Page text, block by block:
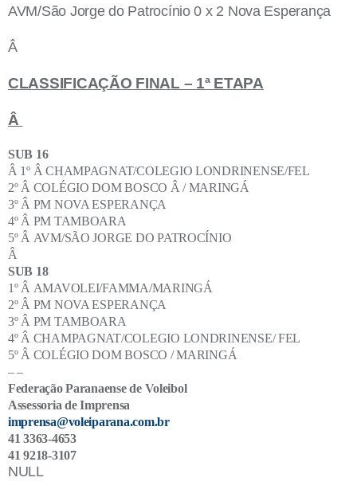
AVM/São Jorge do Patrocínio 0 x 2 Nova Esperança
Â
CLASSIFICAÇÃO FINAL – 1ª ETAPA
Â
SUB 16
Â 1º Â CHAMPAGNAT/COLEGIO LONDRINENSE/FEL
2º Â COLÉGIO DOM BOSCO Â / MARINGÁ
3º Â PM NOVA ESPERANÇA
4º Â PM TAMBOARA
5º Â AVM/SÃO JORGE DO PATROCÍNIO
Â
SUB 18
1º Â AMAVOLEI/FAMMA/MARINGÁ
2º Â PM NOVA ESPERANÇA
3º Â PM TAMBOARA
4º Â CHAMPAGNAT/COLEGIO LONDRINENSE/ FEL
5º Â COLÉGIO DOM BOSCO / MARINGÁ
– –
Federação Paranaense de Voleibol
Assessoria de Imprensa
imprensa@voleiparana.com.br
41 3363-4653
41 9218-3107
NULL